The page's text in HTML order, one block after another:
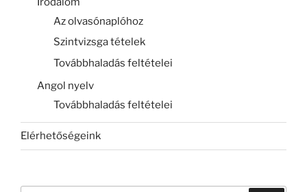
Az olvasónaplóhoz
Szintvizsga tételek
Továbbhaladás feltételei
Angol nyelv
Továbbhaladás feltételei
Elérhetőségeink